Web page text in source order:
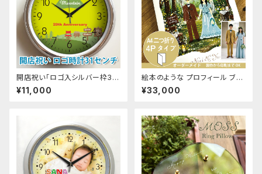
開店祝い「ロゴ入シルバー枠31
センチ壁掛け時計」オーダーメイ
ド 壁掛け時計 スタンダード
¥11,000
絵本のような プロフィール ブッ
ク A4二つ折り4ページ「二人は
絵本の主人公」 組み合わせ自由
¥33,000